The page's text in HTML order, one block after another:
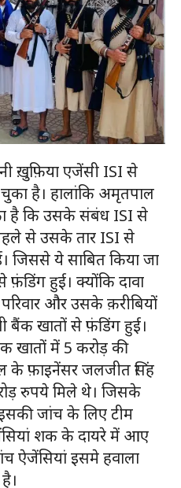
ख़ुफ़िया एजेंसी ISI से
है। हालांकि अमृतपाल
है कि उसके संबंध ISI से
से उसके तार ISI से
जिससे ये साबित किया जा
हुई। क्योंकि दावा
और उसके क़रीबियों
बैंक खातों से फ़ंडिंग हुई।
खातों में 5 करोड़ की
के फ़ाइनेंसर जलजीत सिंह
रुपये मिले थे। जिसके
जांच के लिए टीम
शक के दायरे में आए
ऐजेंसियां इसमे हवाला